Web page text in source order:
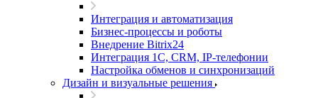
Интеграция и автоматизация
Бизнес-процессы и роботы
Внедрение Bitrix24
Интеграция 1С, CRM, IP-телефонии
Настройка обменов и синхронизаций
Дизайн и визуальные решения